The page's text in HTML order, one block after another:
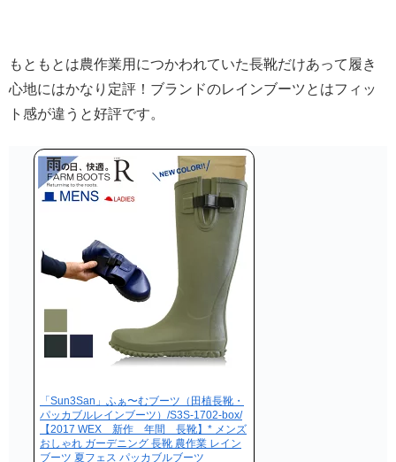
もともとは農作業用につかわれていた長靴だけあって履き
心地にはかなり定評！ブランドのレインブーツとはフィッ
ト感が違うと好評です。
「Sun3San」ふぁ〜むブーツ（田植長靴・
パッカブルレインブーツ）/S3S-1702-box/
【2017 WEX 新作 年間 長靴】* メンズ
おしゃれ ガーデニング 長靴 農作業 レイン
ブーツ 夏フェス パッカブルブーツ